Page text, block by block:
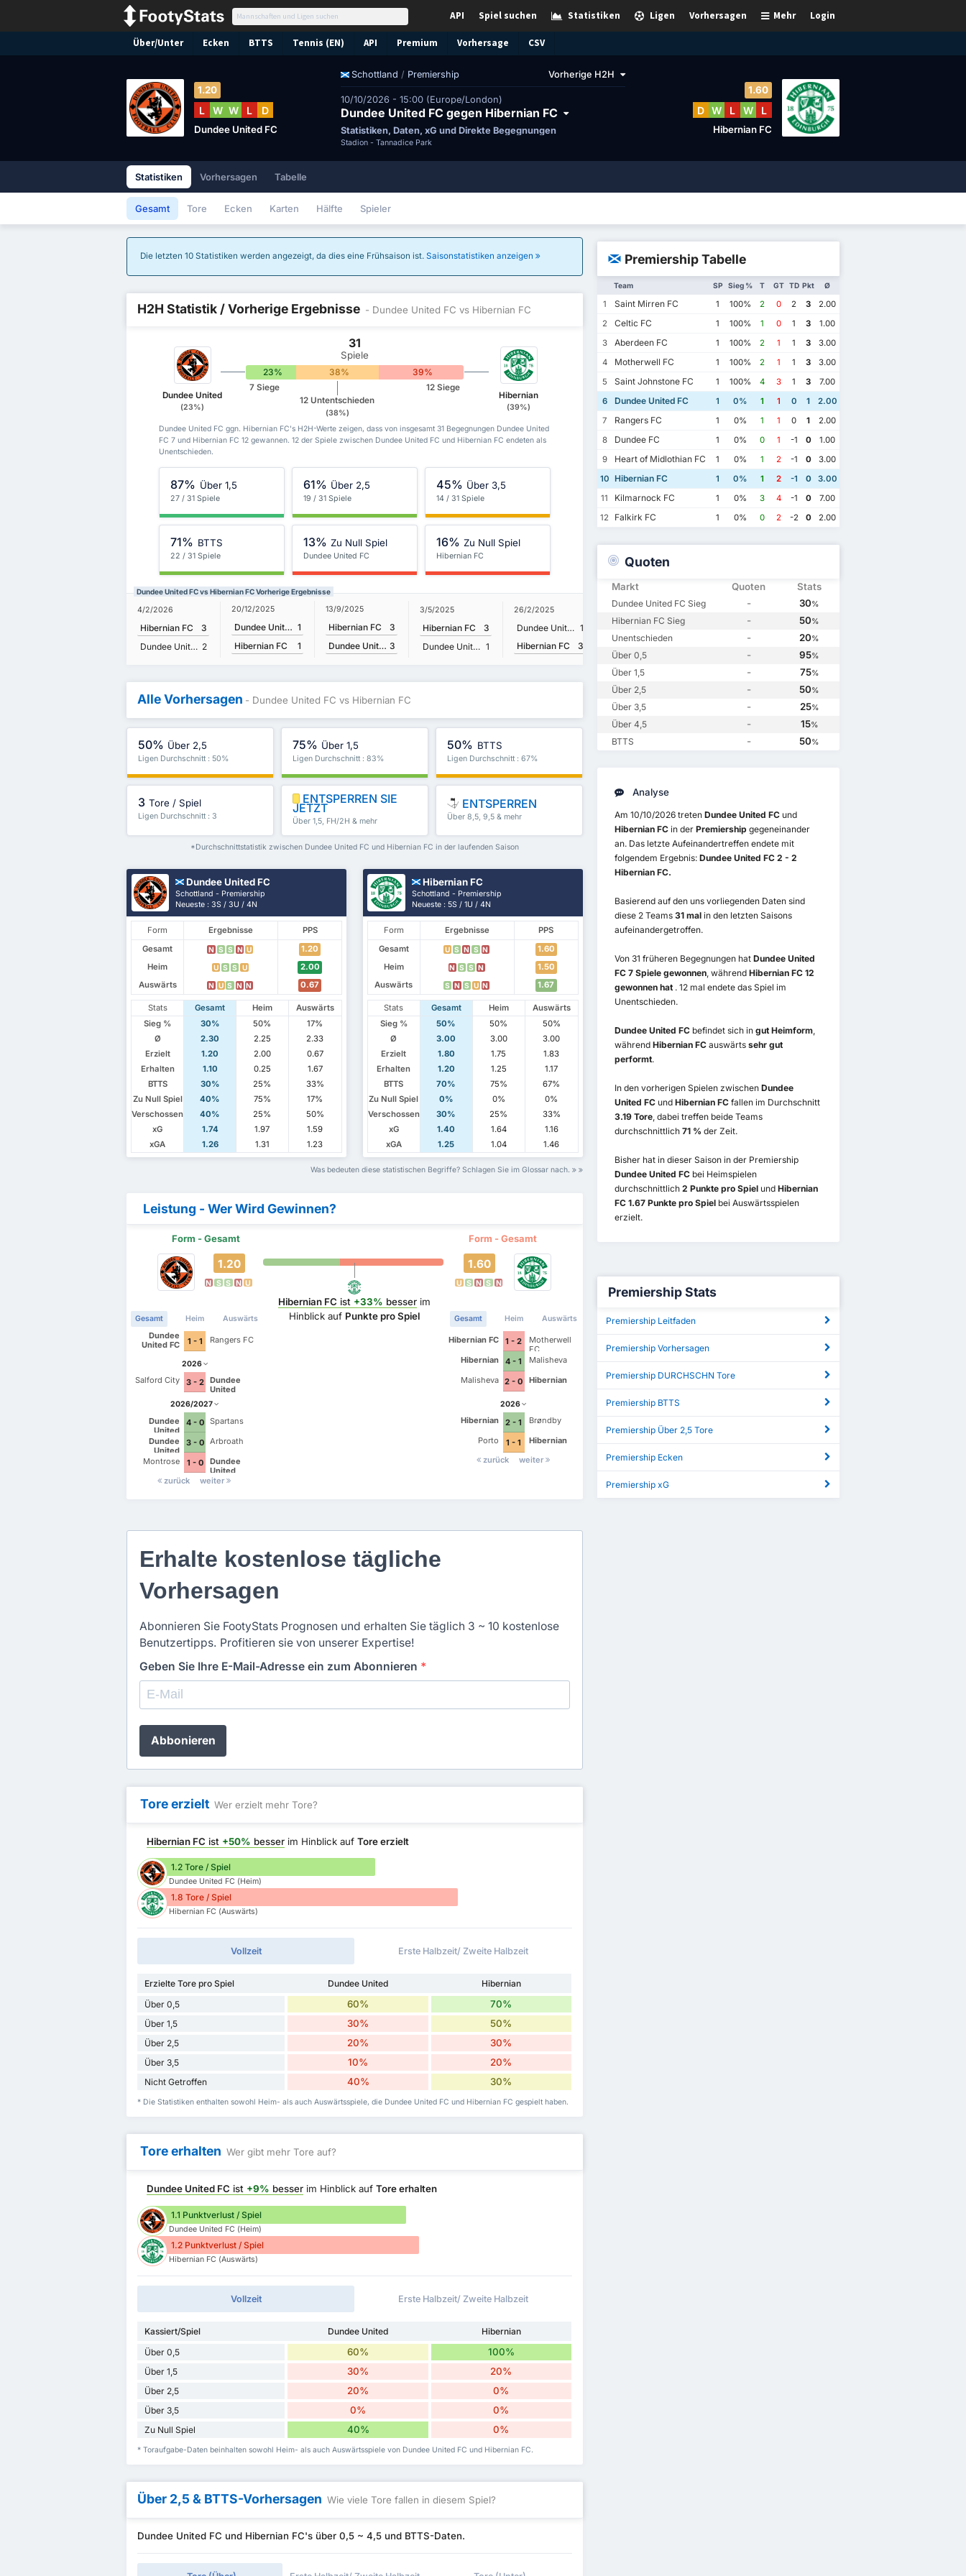
Login
Mehr
Vorhersagen
Ligen
Statistiken
Spiel suchen
API
Über/Unter Ecken BTTS Tennis (EN) API Premium Vorhersage CSV
Schottland / Premiership Vorherige H2H
10/10/2026 - 15:00 (Europe/London)
Dundee United FC gegen Hibernian FC
Statistiken, Daten, xG und Direkte Begegnungen
Stadion - Tannadice Park
1.20
L W W L D
Dundee United FC
1.60
D W L W L
Hibernian FC
Statistiken Vorhersagen Tabelle
Gesamt Tore Ecken Karten Hälfte Spieler
Die letzten 10 Statistiken werden angezeigt, da dies eine Frühsaison ist. Saisonstatistiken anzeigen
H2H Statistik / Vorherige Ergebnisse - Dundee United FC vs Hibernian FC
Dundee United
(23%)
31
Spiele
23% 38% 39%
7 Siege
12 Untentschieden
(38%)
12 Siege
Hibernian
(39%)
Dundee United FC ggn. Hibernian FC's H2H-Werte zeigen, dass von insgesamt 31 Begegnungen Dundee United
FC 7 und Hibernian FC 12 gewannen. 12 der Spiele zwischen Dundee United FC und Hibernian FC endeten als
Unentschieden.
87% Über 1,5
27 / 31 Spiele
61% Über 2,5
19 / 31 Spiele
45% Über 3,5
14 / 31 Spiele
71% BTTS
22 / 31 Spiele
13% Zu Null Spiel
Dundee United FC
16% Zu Null Spiel
Hibernian FC
Dundee United FC vs Hibernian FC Vorherige Ergebnisse
4/2/2026
Hibernian FC
3
Dundee United FC 2
20/12/2025
Dundee United FC 1
Hibernian FC
1
13/9/2025
Hibernian FC
3
Dundee United FC 3
3/5/2025
Hibernian FC
3
Dundee United FC 1
26/2/2025
Dundee United FC 1
Hibernian FC
3
3/11/2024
Hibernian FC
1
19/10/2024 9/4/2023
Alle Vorhersagen - Dundee United FC vs Hibernian FC
50% Über 2,5
Ligen Durchschnitt : 50%
75% Über 1,5
Ligen Durchschnitt : 83%
50% BTTS
Ligen Durchschnitt : 67%
3 Tore / Spiel
Ligen Durchschnitt : 3
ENTSPERREN SIE
JETZT
Über 1,5, FH/2H & mehr
ENTSPERREN
Über 8,5, 9,5 & mehr
*Durchschnittstatistik zwischen Dundee United FC und Hibernian FC in der laufenden Saison
Dundee United FC
Schottland - Premiership
Neueste : 3S / 3U / 4N
Form Ergebnisse
PPS
Gesamt
N S S N U
1.20
Heim
U S S U
2.00
Auswärts
N U S N N 0.67
Stats Gesamt Heim
Auswärts
Sieg %
30% 50%
17%
Ø
2.30 2.25
2.33
Erzielt
1.20 2.00
0.67
Erhalten
1.10 0.25
1.67
BTTS
30% 25%
33%
Zu Null Spiel
40% 75%
17%
Verschossen
40% 25%
50%
xG
1.74 1.97
1.59
xGA
1.26 1.31 1.23
Hibernian FC
Schottland - Premiership
Neueste : 5S / 1U / 4N
Form Ergebnisse
PPS
Gesamt
U S N S N
1.60
Heim
N S S N
1.50
Auswärts
S N S U N 1.67
Stats Gesamt Heim
Auswärts
Sieg %
50% 50%
50%
Ø
3.00 3.00
3.00
Erzielt
1.80 1.75
1.83
Erhalten
1.20 1.25
1.17
BTTS
70% 75%
67%
Zu Null Spiel
0% 0%
0%
Verschossen
30% 25%
33%
xG
1.40 1.64
1.16
xGA
1.25 1.04 1.46
Was bedeuten diese statistischen Begriffe? Schlagen Sie im Glossar nach.
Leistung - Wer Wird Gewinnen?
Form - Gesamt Form - Gesamt
1.20
N S S N U
Gesamt Heim Auswärts
Dundee
United FC
1 - 1 Rangers FC
2026
Salford City 3 - 2
Dundee
United
2026/2027
Dundee
United
4 - 0
Spartans
Dundee
United
3 - 0
Arbroath
Montrose
1 - 0
Dundee
United
zurück
weiter
Hibernian FC ist +33% besserim
Hinblick auf Punkte pro Spiel
1.60
U S N S N
Gesamt Heim Auswärts
Hibernian FC 1 - 2
Motherwell
FC
Hibernian
4 - 1
Malisheva
Malisheva 2 - 0 Hibernian
2026
Hibernian 2 - 1
Brøndby
Porto
1 - 1
Hibernian
zurück
weiter
Erhalte kostenlose tägliche
Vorhersagen
Abonnieren Sie FootyStats Prognosen und erhalten Sie täglich 3 ~ 10 kostenlose
Benutzertipps. Profitieren sie von unserer Expertise!
Geben Sie Ihre E-Mail-Adresse ein zum Abonnieren *
Abbonieren
Tore erzielt Wer erzielt mehr Tore?
Hibernian FC ist +50% besser im Hinblick aufTore erzielt
1.2 Tore / Spiel
Dundee United FC (Heim)
1.8 Tore / Spiel
Hibernian FC (Auswärts)
Vollzeit Erste Halbzeit/ Zweite Halbzeit
Erzielte Tore pro Spiel Dundee United
Hibernian
Über 0,5
60% 70%
Über 1,5 30% 50%
Über 2,5 20% 30%
Über 3,5 10% 20%
Nicht Getroffen 40% 30%
* Die Statistiken enthalten sowohl Heim- als auch Auswärtsspiele, die Dundee United FC und Hibernian FC gespielt haben.
Tore erhalten Wer gibt mehr Tore auf?
Dundee United FC ist +9% besser im Hinblick aufTore erhalten
1.1 Punktverlust / Spiel
Dundee United FC (Heim)
1.2 Punktverlust / Spiel
Hibernian FC (Auswärts)
Vollzeit Erste Halbzeit/ Zweite Halbzeit
Kassiert/Spiel Dundee United
Hibernian
Über 0,5
60% 100%
Über 1,5 30% 20%
Über 2,5 20% 0%
Über 3,5 0% 0%
Zu Null Spiel 40% 0%
* Toraufgabe-Daten beinhalten sowohl Heim- als auch Auswärtsspiele von Dundee United FC und Hibernian FC.
Über 2,5 & BTTS-Vorhersagen Wie viele Tore fallen in diesem Spiel?
Dundee United FC und Hibernian FC's über 0,5 ~ 4,5 und BTTS-Daten.
Premiership Tabelle
Team SP Sieg % T GT TD Pkt Ø
1 Saint Mirren FC 1 100% 2 0 2 3
2.00
2
Celtic FC 1 100% 1 0 1 3
1.00
3
Aberdeen FC 1 100% 2 1 1 3
3.00
4
Motherwell FC 1 100% 2 1 1 3
3.00
5
Saint Johnstone FC 1 100% 4 3 1 3
7.00
6
Dundee United FC 1 0% 1 1 0 1
2.00
7
Rangers FC 1 0% 1 1 0 1
2.00
8
Dundee FC 1 0% 0 1 -1 0
1.00
9
Heart of Midlothian FC 1 0% 1 2 -1 0
3.00
10 Hibernian FC 1 0% 1 2 -1 0
3.00
11
Kilmarnock FC 1 0% 3 4 -1 0
7.00
12
Falkirk FC 1 0% 0 2 -2 0 2.00
Quoten
Markt Quoten Stats
Dundee United FC Sieg - 30%
Hibernian FC Sieg - 50%
Unentschieden - 20%
Über 0,5 - 95%
Über 1,5 - 75%
Über 2,5 - 50%
Über 3,5 - 25%
Über 4,5 - 15%
BTTS - 50%
Analyse
Am 10/10/2026 treten Dundee United FCund
Hibernian FCin der Premiership gegeneinander
an. Das letzte Aufeinandertreffen endete mit
folgendem Ergebnis: Dundee United FC 2 - 2
Hibernian FC.
Basierend auf den uns vorliegenden Daten sind
diese 2 Teams 31 malin den letzten Saisons
aufeinandergetroffen.
Von 31 früheren Begegnungen hat Dundee United
FC 7 Spiele gewonnen, während Hibernian FC 12
gewonnen hat . 12 mal endete das Spiel im
Unentschieden.
Dundee United FCbefindet sich in gut Heimform,
während Hibernian FCauswärts sehr gut
performt.
In den vorherigen Spielen zwischen Dundee
United FCund Hibernian FCfallen im Durchschnitt
3.19 Tore, dabei treffen beide Teams
durchschnittlich 71 % der Zeit.
Bisher hat in dieser Saison in der Premiership
Dundee United FCbei Heimspielen
durchschnittlich 2 Punkte pro Spielund Hibernian
FC 1.67 Punkte pro Spielbei Auswärtsspielen
erzielt.
Premiership Stats
Premiership Leitfaden
Premiership Vorhersagen
Premiership DURCHSCHN Tore
Premiership BTTS
Premiership Über 2,5 Tore
Premiership Ecken
Premiership xG